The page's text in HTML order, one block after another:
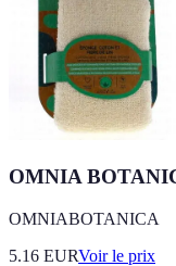
OMNIA
OMNIABOTANICA
5.16 EURVoir le prix